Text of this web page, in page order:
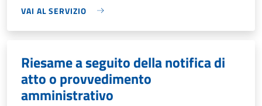
VAI AL SERVIZIO
Riesame a seguito della notifica di
atto o provvedimento
amministrativo